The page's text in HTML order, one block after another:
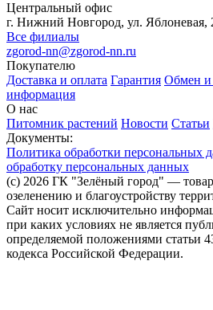
Центральный офис
г. Нижний Новгород, ул. Яблоневая,
Все филиалы
zgorod-nn@zgorod-nn.ru
Покупателю
Доставка и оплата Гарантия Обмен и
информация
О нас
Питомник растений Новости Статьи
Документы:
Политика обработки персональных
обработку персональных данных
(c) 2026 ГК "Зелёный город" —
озеленению и благоустройству
Сайт носит исключительно
при каких условиях не является
определяемой положениями статьи
кодекса Российской Федерации.